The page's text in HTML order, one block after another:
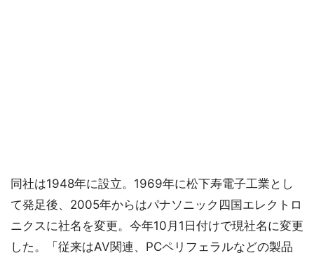
同社は1948年に設立。1969年に松下寿電子工業とし
て発足後、2005年からはパナソニック四国エレクトロ
ニクスに社名を変更。今年10月1日付けで現社名に変更
した。「従来はAV関連、PCペリフェラルなどの製品